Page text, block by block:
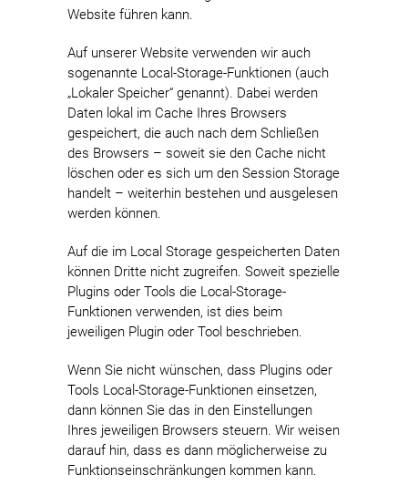
Website führen kann.
Auf unserer Website verwenden wir auch
sogenannte Local-Storage-Funktionen (auch
„Lokaler Speicher“ genannt). Dabei werden
Daten lokal im Cache Ihres Browsers
gespeichert, die auch nach dem Schließen
des Browsers – soweit sie den Cache nicht
löschen oder es sich um den Session Storage
handelt – weiterhin bestehen und ausgelesen
werden können.
Auf die im Local Storage gespeicherten Daten
können Dritte nicht zugreifen. Soweit spezielle
Plugins oder Tools die Local-Storage-
Funktionen verwenden, ist dies beim
jeweiligen Plugin oder Tool beschrieben.
Wenn Sie nicht wünschen, dass Plugins oder
Tools Local-Storage-Funktionen einsetzen,
dann können Sie das in den Einstellungen
Ihres jeweiligen Browsers steuern. Wir weisen
darauf hin, dass es dann möglicherweise zu
Funktionseinschränkungen kommen kann.